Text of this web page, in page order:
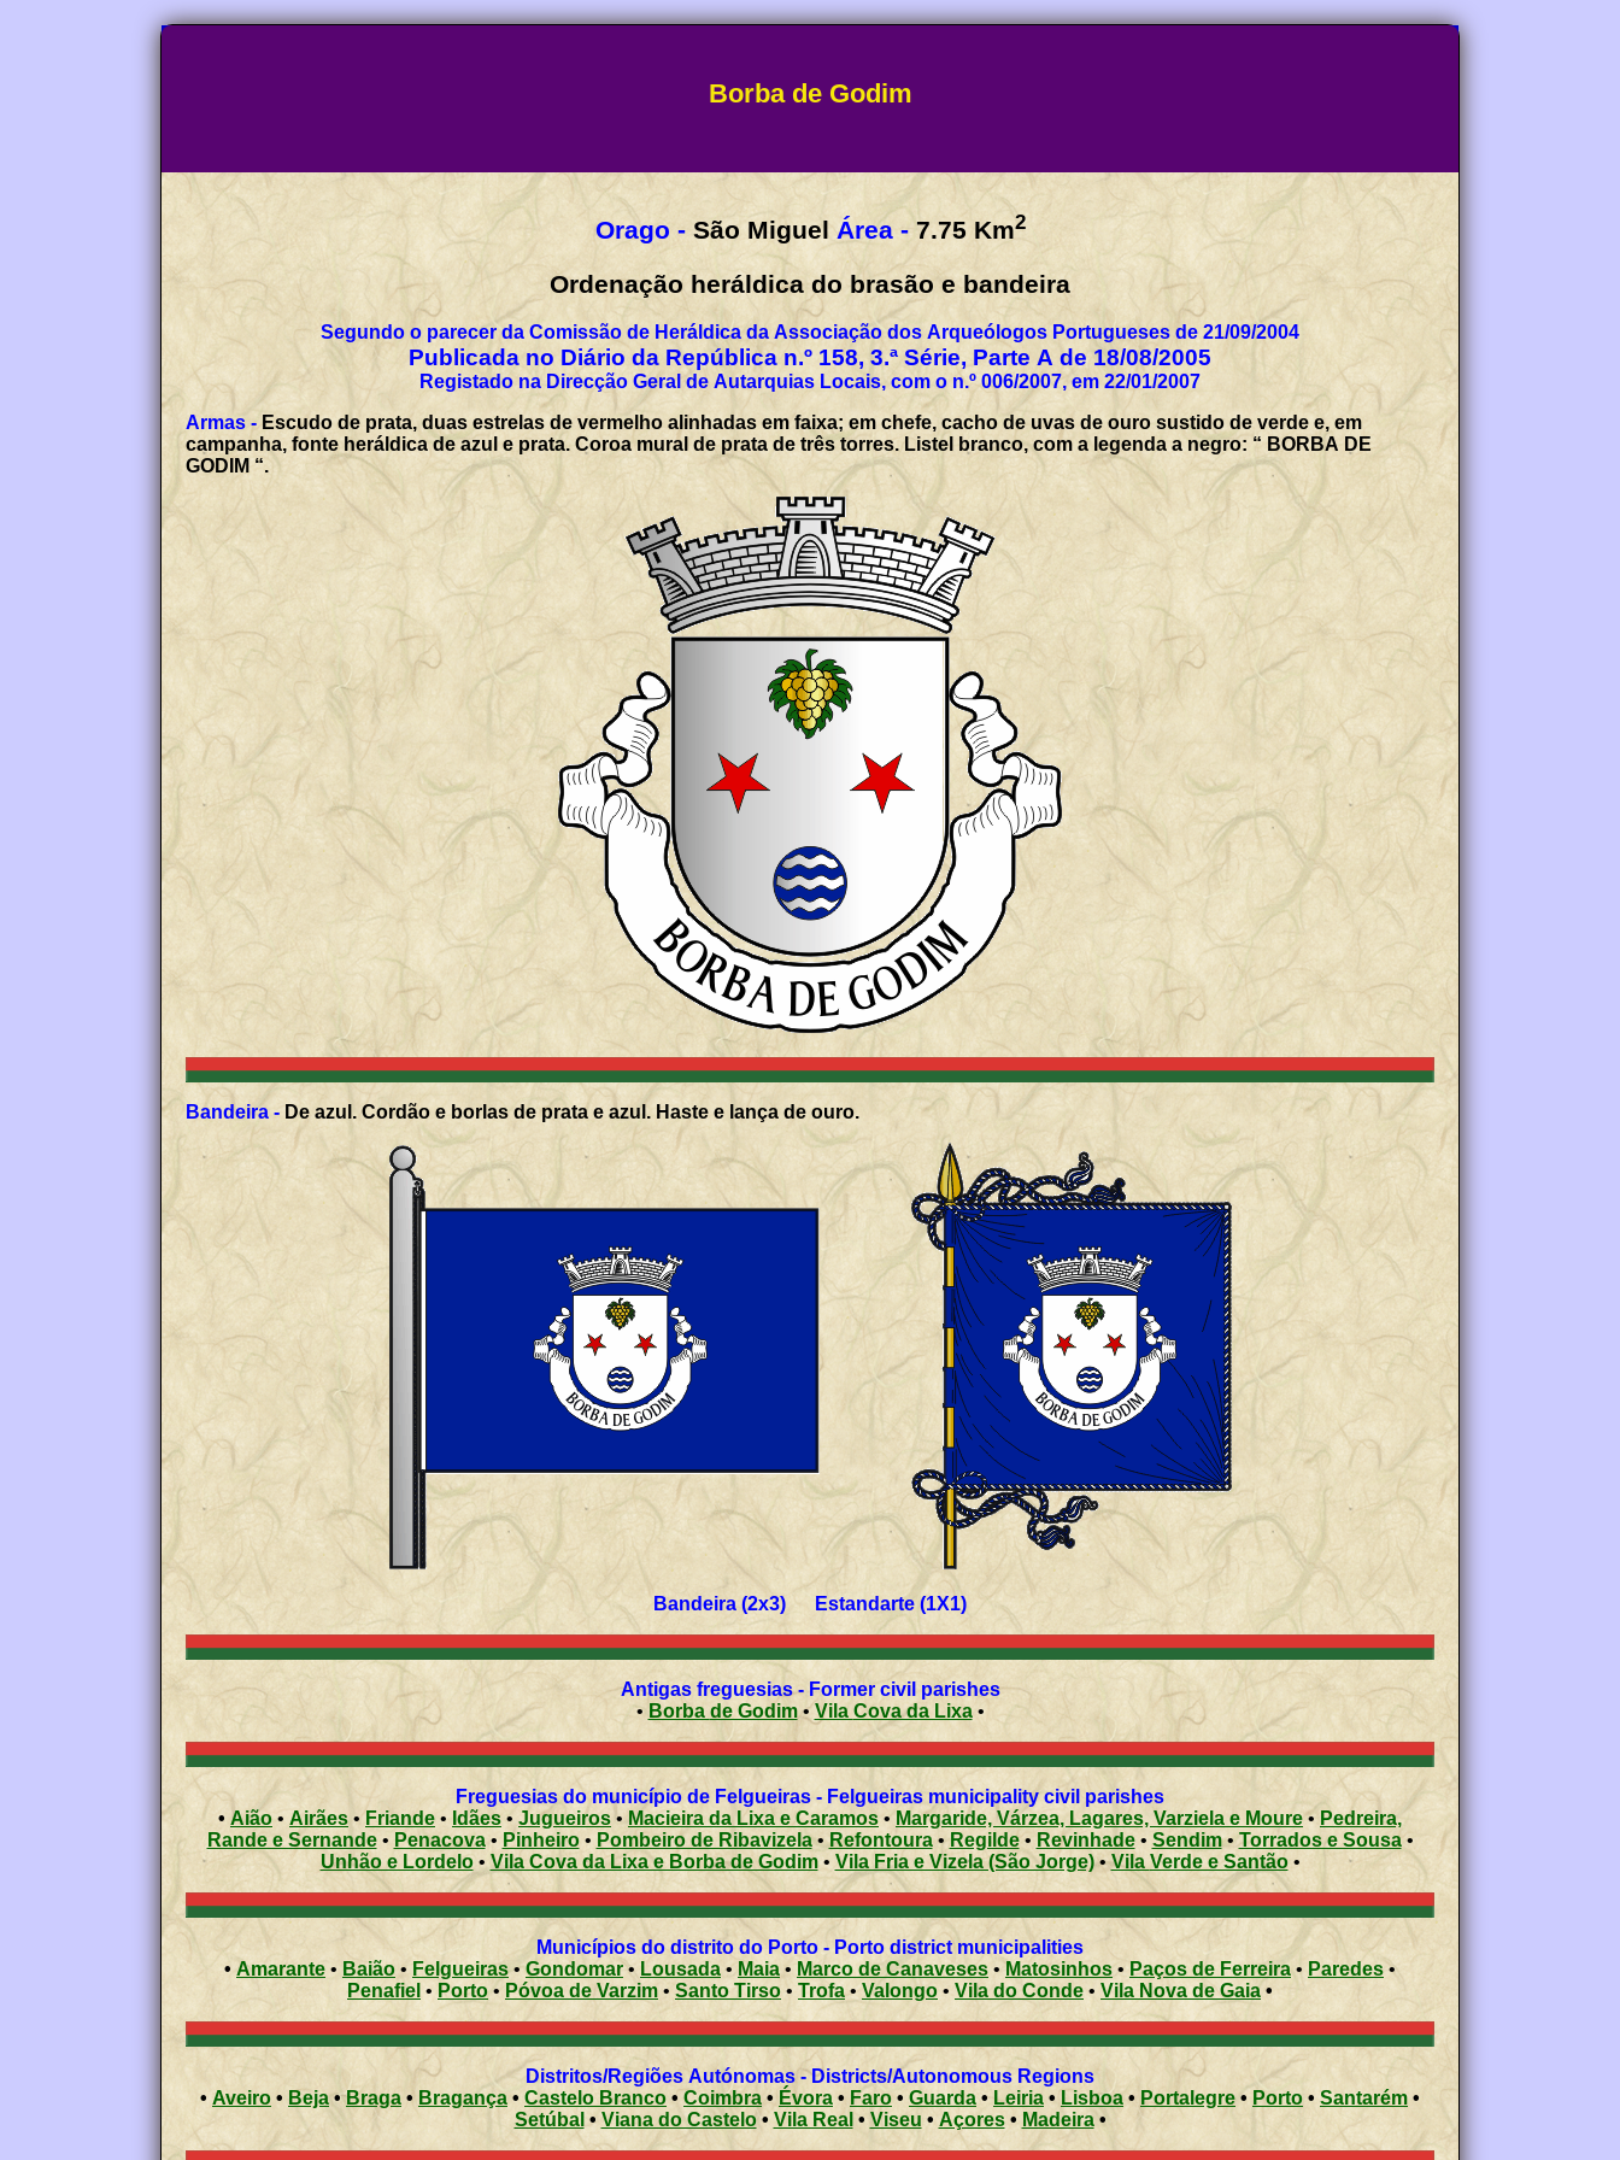
Borba de Godim
Orago - São MiguelÁrea - 7.75 Km2
Ordenação heráldica do brasão e bandeira
Segundo o parecer da Comissão de Heráldica da Associação dos Arqueólogos Portugueses de 21/09/2004
Publicada no Diário da República n.º 158, 3.ª Série, Parte A de 18/08/2005
Registado na Direcção Geral de Autarquias Locais, com o n.º 006/2007, em 22/01/2007
Armas - Escudo de prata, duas estrelas de vermelho alinhadas em faixa; em chefe, cacho de uvas de ouro sustido de verde e, em
campanha, fonte heráldica de azul e prata. Coroa mural de prata de três torres. Listel branco, com a legenda a negro: “ BORBA DE
GODIM “.
Bandeira - De azul. Cordão e borlas de prata e azul. Haste e lança de ouro.
Bandeira (2x3) Estandarte (1X1)
Antigas freguesias - Former civil parishes
•
Borba de Godim• Vila Cova da Lixa•
Freguesias do município de Felgueiras - Felgueiras municipality civil parishes
• Aião • Airães •Friande • Idães • Jugueiros • Macieira da Lixa e Caramos • Margaride, Várzea, Lagares, Varziela e Moure• Pedreira,
Rande e Sernande• Penacova• Pinheiro• Pombeiro de Ribavizela•Refontoura• Regilde• Revinhade• Sendim•Torrados e Sousa•
Unhão e Lordelo• Vila Cova da Lixa e Borba de Godim• Vila Fria e Vizela (São Jorge)• Vila Verde e Santão•
Municípios do distrito do Porto - Porto district municipalities
• Amarante • Baião • Felgueiras •Gondomar• Lousada • Maia • Marco de Canaveses •Matosinhos • Paços de Ferreira • Paredes•
Penafiel • Porto • Póvoa de Varzim • Santo Tirso• Trofa•Valongo • Vila do Conde • Vila Nova de Gaia •
Distritos/Regiões Autónomas - Districts/Autonomous Regions
• Aveiro • Beja •Braga • Bragança • Castelo Branco • Coimbra • Évora • Faro • Guarda • Leiria • Lisboa • Portalegre • Porto • Santarém •
Setúbal • Viana do Castelo• Vila Real • Viseu • Açores • Madeira •